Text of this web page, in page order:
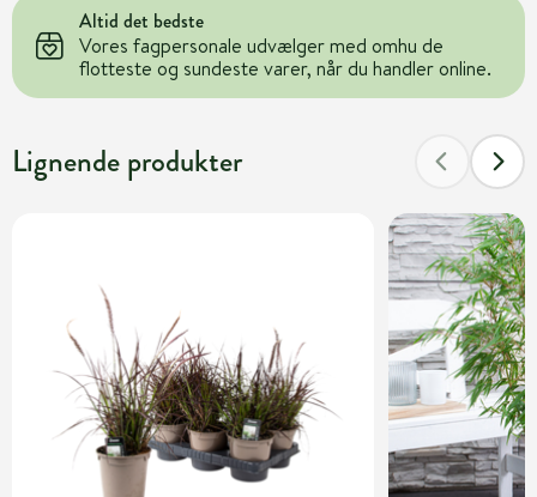
Altid det bedste
Vores fagpersonale udvælger med omhu de
flotteste og sundeste varer, når du handler online.
Lignende produkter